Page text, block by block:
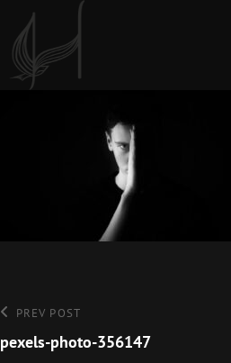
Post
navigation
Previous
Post
PREV POST
pexels-photo-356147